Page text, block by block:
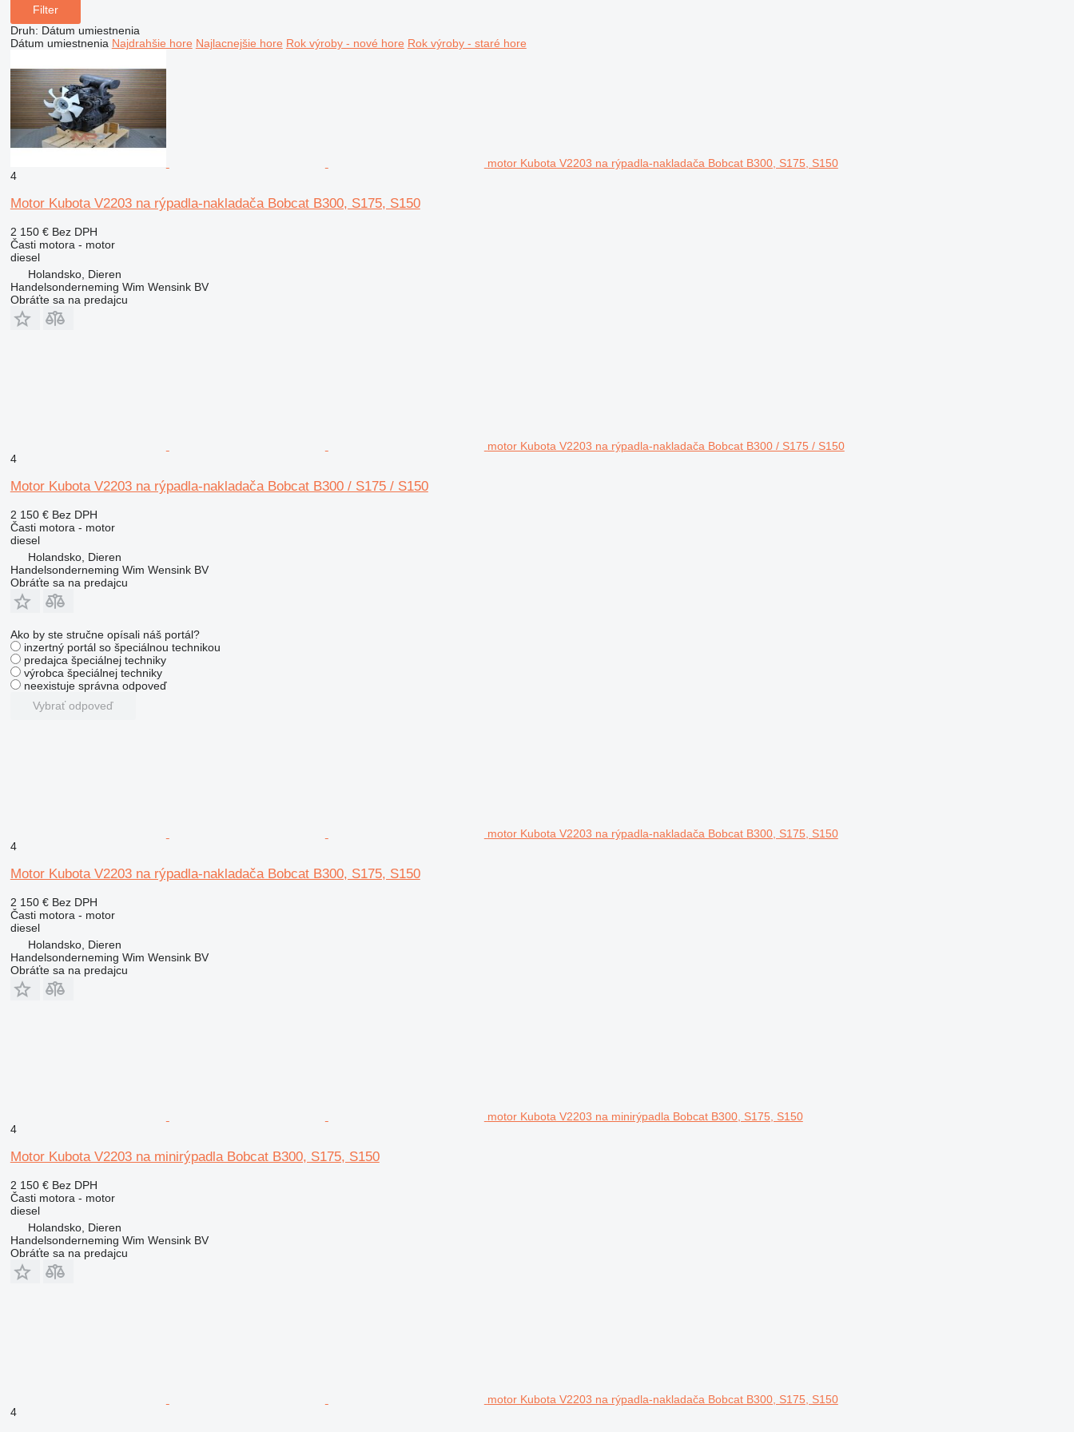
Filter
Druh: Dátum umiestnenia
Dátum umiestnenia Najdrahšie hore Najlacnejšie hore Rok výroby - nové hore Rok výroby - staré hore
motor Kubota V2203 na rýpadla-nakladača Bobcat B300, S175, S150
4
Motor Kubota V2203 na rýpadla-nakladača Bobcat B300, S175, S150
2 150 € Bez DPH
Časti motora - motor
diesel
Holandsko, Dieren
Handelsonderneming Wim Wensink BV
Obráťte sa na predajcu
motor Kubota V2203 na rýpadla-nakladača Bobcat B300 / S175 / S150
4
Motor Kubota V2203 na rýpadla-nakladača Bobcat B300 / S175 / S150
2 150 € Bez DPH
Časti motora - motor
diesel
Holandsko, Dieren
Handelsonderneming Wim Wensink BV
Obráťte sa na predajcu
Ako by ste stručne opísali náš portál?
inzertný portál so špeciálnou technikou
predajca špeciálnej techniky
výrobca špeciálnej techniky
neexistuje správna odpoveď
Vybrať odpoveď
motor Kubota V2203 na rýpadla-nakladača Bobcat B300, S175, S150
4
Motor Kubota V2203 na rýpadla-nakladača Bobcat B300, S175, S150
2 150 € Bez DPH
Časti motora - motor
diesel
Holandsko, Dieren
Handelsonderneming Wim Wensink BV
Obráťte sa na predajcu
motor Kubota V2203 na minirýpadla Bobcat B300, S175, S150
4
Motor Kubota V2203 na minirýpadla Bobcat B300, S175, S150
2 150 € Bez DPH
Časti motora - motor
diesel
Holandsko, Dieren
Handelsonderneming Wim Wensink BV
Obráťte sa na predajcu
motor Kubota V2203 na rýpadla-nakladača Bobcat B300, S175, S150
4